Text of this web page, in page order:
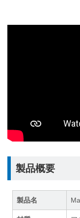
製品概要
製品名